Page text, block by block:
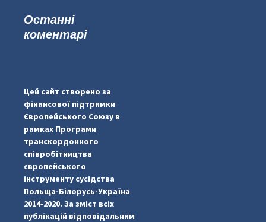
Останні
коментарі
Цей сайт створено за
фінансової підтримки
Європейського Союзу в
рамках Програми
транскордонного
співробітництва
європейського
інструменту сусідства
Польща-Білорусь-Україна
2014-2020. За зміст всіх
публікацій відповідальним